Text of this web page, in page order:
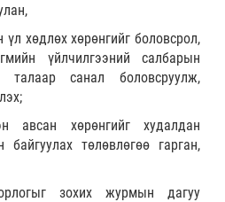
хөдлөх хөрөнгийг боловсрол,
үйлчилгээний салбарын
талаар санал боловсруулж,
авсан хөрөнгийг худалдан
төлөвлөгөө гарган,
зохих журмын дагуу